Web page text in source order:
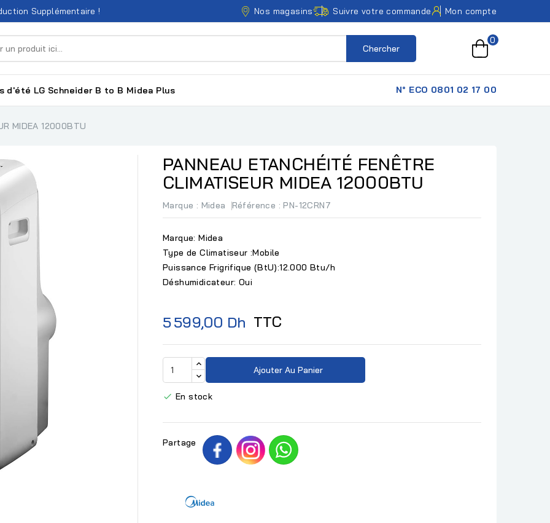
Supplémentaire ! Nos magasins Suivre votre commande Mon compte
Chercher
0
d'été LG Schneider B to B Midea Plus N° ECO 0801 02 17 00
MIDEA 12000BTU
PANNEAU ETANCHÉITÉ FENÊTRE
CLIMATISEUR MIDEA 12000BTU
Marque : Midea Référence : PN-12CRN7
Marque: Midea
Type de Climatiseur :Mobile
Puissance Frigrifique (BtU):12.000 Btu/h
Déshumidicateur: Oui
5 599,00 Dh TTC
Ajouter Au Panier
 En stock
Partage